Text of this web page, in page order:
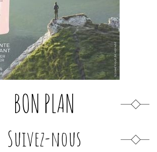
BON PLAN
Suivez-nous